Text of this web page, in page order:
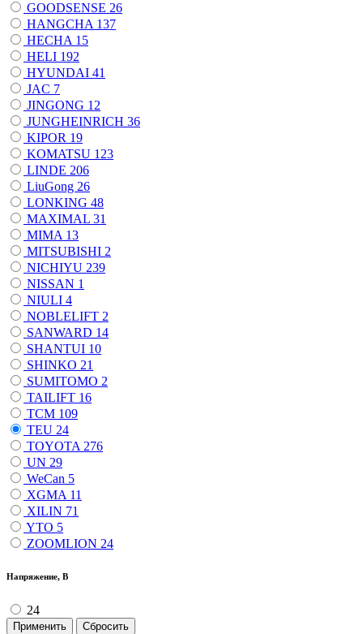
GOODSENSE 26
HANGCHA 137
HECHA 15
HELI 192
HYUNDAI 41
JAC 7
JINGONG 12
JUNGHEINRICH 36
KIPOR 19
KOMATSU 123
LINDE 206
LiuGong 26
LONKING 48
MAXIMAL 31
MIMA 13
MITSUBISHI 2
NICHIYU 239
NISSAN 1
NIULI 4
NOBLELIFT 2
SANWARD 14
SHANTUI 10
SHINKO 21
SUMITOMO 2
TAILIFT 16
TCM 109
TEU 24
TOYOTA 276
UN 29
WeCan 5
XGMA 11
XILIN 71
YTO 5
ZOOMLION 24
Напряжение, В
24
Применить Сбросить